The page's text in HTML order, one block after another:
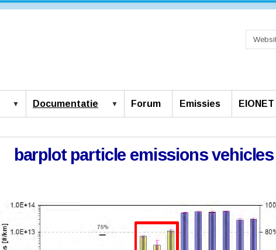
Documentatie Forum Emissies EIONET
barplot particle emissions vehicles